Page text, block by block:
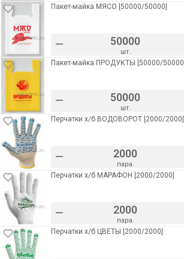
Пакет-майка МЯСО [50000/50000]
– шт.
Пакет-майка ПРОДУКТЫ [50000/50000]
– шт.
Перчатки х/б ВОДОВОРОТ [2000/2000]
– пара.
Перчатки х/б МАРАФОН [2000/2000]
– пара.
Перчатки х/б ЦВЕТЫ [2000/2000]